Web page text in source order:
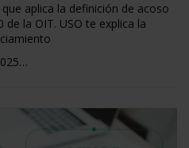
aplica la definición de acoso
la OIT. USO te explica la